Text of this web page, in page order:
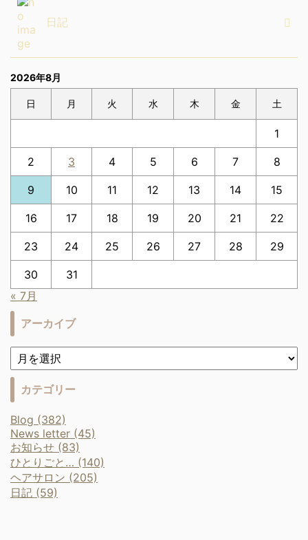
日記
2026年8月
日 月 火 水 木 金 土
1
2 3 4 5 6 7 8
9 10 11 12 13 14 15
16 17 18 19 20 21 22
23 24 25 26 27 28 29
30
31
« 7月
アーカイブ
カテゴリー
Blog (382)
News letter (45)
お知らせ (83)
ひとりごと… (140)
ヘアサロン (205)
日記 (59)